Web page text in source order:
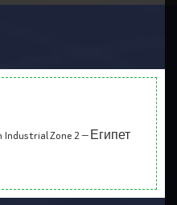
Industrial Zone 2 — Египет